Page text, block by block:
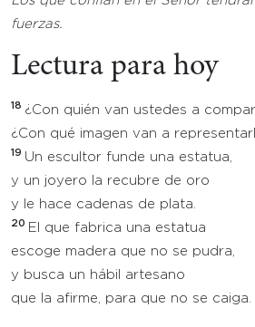
fuerzas.
Lectura para hoy
18 ¿Con quién van ustedes a
¿Con qué imagen van a
19 Un escultor funde una estatua,
y un joyero la recubre de oro
y le hace cadenas de plata.
20 El que fabrica una estatua
escoge madera que no se pudra,
y busca un hábil artesano
que la afirme, para que no se caiga.